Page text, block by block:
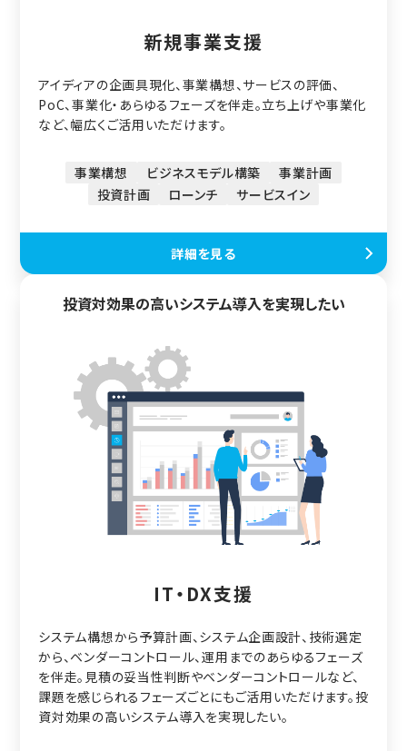
新規事業支援
アイディアの企画具現化、事業構想、サービスの評価、
PoC、事業化・あらゆるフェーズを伴走。立ち上げや事業化
など、幅広くご活用いただけます。
事業構想 ビジネスモデル構築
事業計画
投資計画
ローンチ サービスイン
詳細を見る
IT・DX支援
投資対効果の高いシステム導入を実現したい
システム構想から予算計画、システム企画設計、技術選定
から、ベンダーコントロール、運用までのあらゆるフェーズ
を伴走。見積の妥当性判断やベンダーコントロールなど、
課題を感じられるフェーズごとにもご活用いただけます。投
資対効果の高いシステム導入を実現したい。